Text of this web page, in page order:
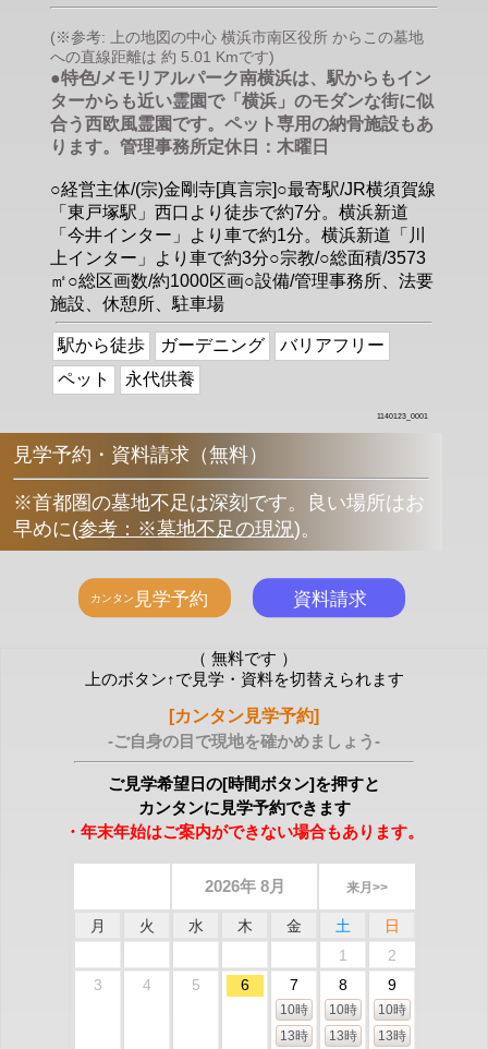
(※参考: 上の地図の中心 横浜市南区役所 からこの墓地
への直線距離は 約 5.01 Kmです)
●特色/メモリアルパーク南横浜は、駅からもイン
ターからも近い霊園で「横浜」のモダンな街に似
合う西欧風霊園です。ペット専用の納骨施設もあ
ります。管理事務所定休日：木曜日
○経営主体/(宗)金剛寺[真言宗]○最寄駅/JR横須賀線
「東戸塚駅」西口より徒歩で約7分。横浜新道
「今井インター」より車で約1分。横浜新道「川
上インター」より車で約3分○宗教/○総面積/3573
㎡○総区画数/約1000区画○設備/管理事務所、法要
施設、休憩所、駐車場
駅から徒歩 ガーデニング
バリアフリー
ペット
永代供養
1140123_0001
見学予約・資料請求（無料）
※首都圏の墓地不足は深刻です。良い場所はお
早めに(参考：※墓地不足の現況)。
（ 無料です ）
上のボタン↑で見学・資料を切替えられます
[カンタン見学予約]
-ご自身の目で現地を確かめましょう-
ご見学希望日の[時間ボタン]を押すと
カンタンに見学予約できます
・年末年始はご案内ができない場合もあります。
2026年 8月 来月>>
月 火 水 木 金 土
日
1
2
3
4 5 6 7
10時
13時
8
10時
13時
9
10時
13時